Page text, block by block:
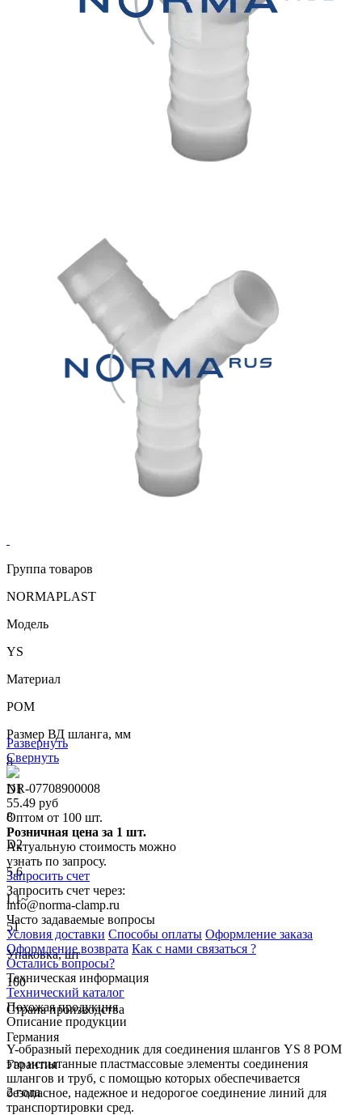
Группа товаров
NORMAPLAST
Модель
YS
Материал
POM
Размер ВД шланга, мм
8
D1
8
D2
5.6
L1~
51
Упаковка, шт
100
Страна производства
Германия
Гарантия
2 года
Развернуть
Свернуть
NR-07708900008
55.49 руб
Оптом от 100 шт.
Розничная цена за 1 шт.
Актуальную стоимость можно
узнать по запросу.
Запросить счет
Запросить счет через:
info@norma-clamp.ru
Часто задаваемые вопросы
Условия доставки Способы оплаты Оформление заказа
Оформление возврата Как с нами связаться ?
Остались вопросы?
Техническая информация
Технический каталог
Похожая продукция
Описание продукции
Y-образный переходник для соединения шлангов YS 8 POM
это испытанные пластмассовые элементы соединения
шлангов и труб, с помощью которых обеспечивается
безопасное, надежное и недорогое соединение линий для
транспортировки сред.